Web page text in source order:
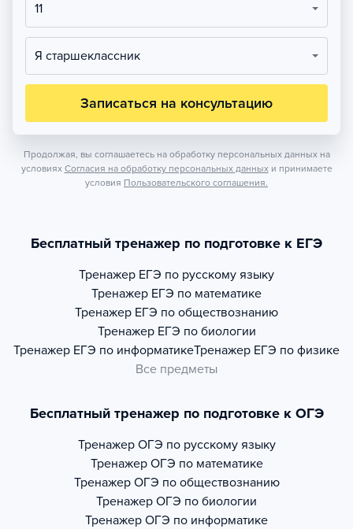
11
Я старшеклассник
Записаться на консультацию
Продолжая, вы соглашаетесь на обработку персональных данных на
условиях Согласия на обработку персональных данных и принимаете
условия Пользовательского соглашения.
Бесплатный тренажер по подготовке к ЕГЭ
Тренажер ЕГЭ по русскому языку
Тренажер ЕГЭ по математике
Тренажер ЕГЭ по обществознанию
Тренажер ЕГЭ по биологии
Тренажер ЕГЭ по информатикеТренажер ЕГЭ по физике
Все предметы
Бесплатный тренажер по подготовке к ОГЭ
Тренажер ОГЭ по русскому языку
Тренажер ОГЭ по математике
Тренажер ОГЭ по обществознанию
Тренажер ОГЭ по биологии
Тренажер ОГЭ по информатике